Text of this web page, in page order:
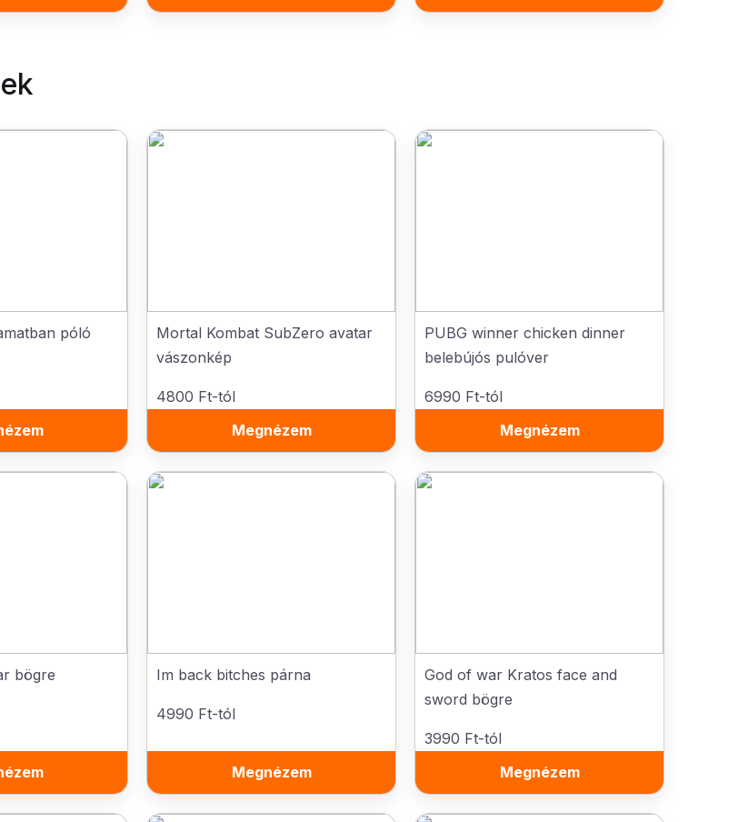
póló
Mortal Kombat SubZero avatar
vászonkép
4800 Ft-tól
Megnézem
PUBG winner chicken dinner
belebújós pulóver
6990 Ft-tól
Megnézem
bögre Im back bitches párna
4990 Ft-tól
Megnézem
God of war Kratos face and
sword bögre
3990 Ft-tól
Megnézem